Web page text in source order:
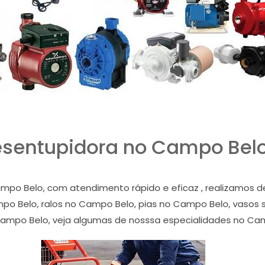
no Campo
Belo, com atendimento rápido e eficaz , realizamos
Belo, ralos no Campo Belo, pias no Campo Belo, vasos
Belo, veja algumas de nosssa especialidades no